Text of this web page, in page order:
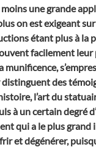
moins une grande
on est exigeant
étant plus à la
facilement leur
munificence,
distinguent des
l’art du
à un certain degré
qui a le plus
et dégénérer,